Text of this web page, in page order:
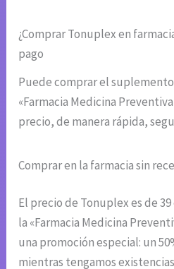
¿Comprar Tonuplex en
pago
Puede comprar el
«Farmacia Medicina
precio, de manera rápida,
Comprar en la farmacia sin
El precio de Tonuplex es de
la «Farmacia Medicina
una promoción especial: un
mientras tengamos